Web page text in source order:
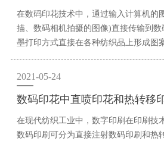
在数码印花技术中，通过输入计算机的
描、数码相机拍摄的图像)直接传输到
墨打印方式直接在各种纺织品上形成图
2021-05-24
数码印花中直喷印花和热转移
在现代纺织工业中，数字印刷在印刷技
数码印刷可分为直接注射数码印刷和热